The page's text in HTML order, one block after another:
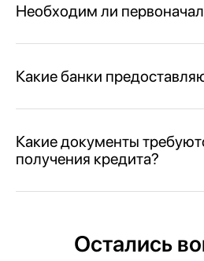
Необходим ли
Какие банки
Какие документы
получения кредита?
Остались